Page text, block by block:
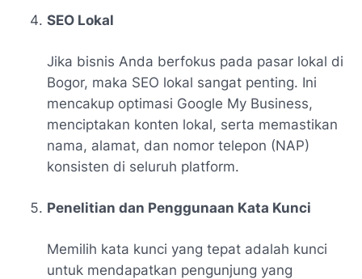
SEO Lokal
Jika bisnis Anda berfokus pada pasar lokal di
Bogor, maka SEO lokal sangat penting. Ini
mencakup optimasi Google My Business,
menciptakan konten lokal, serta memastikan
nama, alamat, dan nomor telepon (NAP)
konsisten di seluruh platform.
Penelitian dan Penggunaan Kata Kunci
Memilih kata kunci yang tepat adalah kunci
untuk mendapatkan pengunjung yang